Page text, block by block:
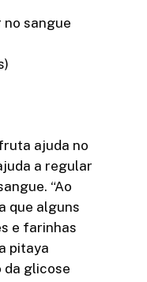
sangue
ajuda no
a regular
“Ao
que alguns
e farinhas
pitaya
da glicose